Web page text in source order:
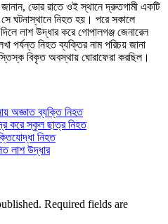
ভোর রাতে ওই স্থানে দ্রুতগামী একটি
ঘটনাস্থানে নিহত হয়। পরে সকালে
লাশ উদ্ধার করে গোপালগঞ্জ জেনারেল
পর্যন্ত নিহত ব্যক্তির নাম পরিচয় জানা
বিকৃত অবস্থায় ঘোরাফেরা করছিল।
অজ্ঞাত ব্যক্তি নিহত
করে স্কুল ছাত্র নিহত
নিহত
লাশ উদ্ধার
Required fields are